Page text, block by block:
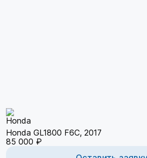
Honda GL1800 F6C, 2017
85 000 ₽